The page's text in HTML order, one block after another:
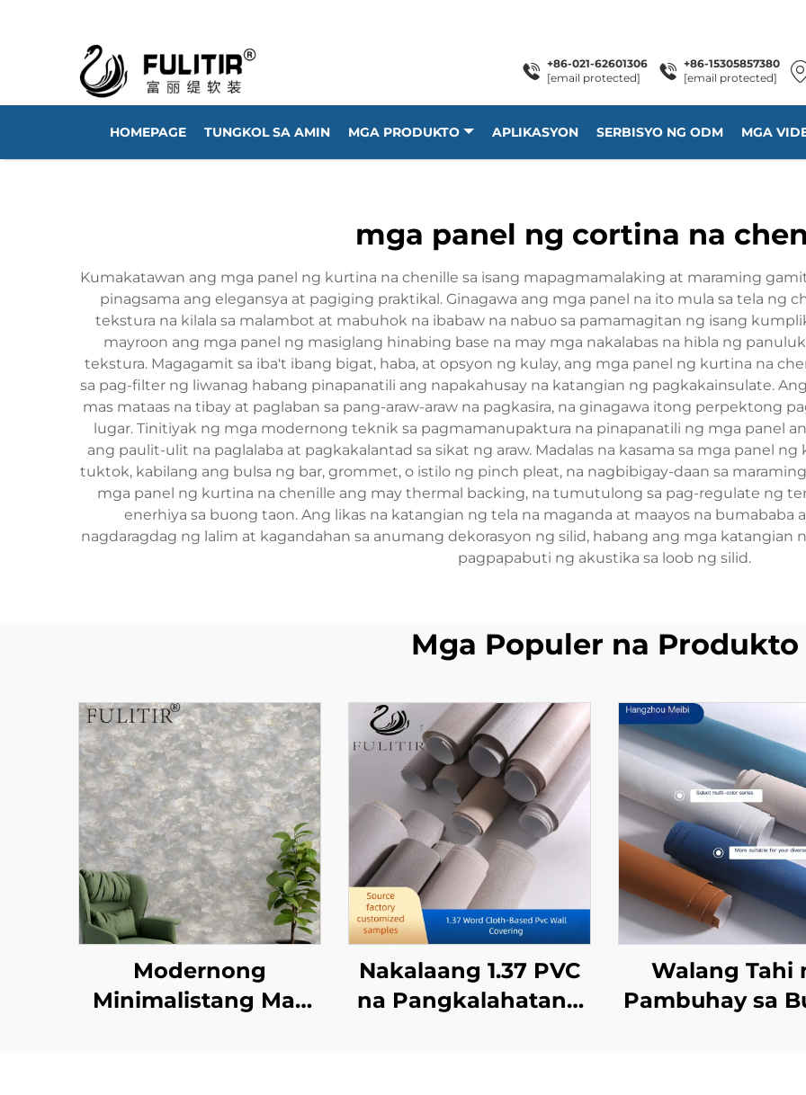
+86-021-62601306
[email protected]
+86-15305857380
[email protected]
HOMEPAGE TUNGKOL SA AMIN MGA PRODUKTO APLIKASYON SERBISYO NG ODM MGA
mga panel ng cortina na
Kumakatawan ang mga panel ng kurtina na chenille sa isang mapagmamalaking at maraming
pinagsama ang elegansya at pagiging praktikal. Ginagawa ang mga panel na ito mula sa tela ng
tekstura na kilala sa malambot at mabuhok na ibabaw na nabuo sa pamamagitan ng isang
mayroon ang mga panel ng masiglang hinabing base na may mga nakalabas na hibla ng
tekstura. Magagamit sa iba't ibang bigat, haba, at opsyon ng kulay, ang mga panel ng kurtina na
sa pag-filter ng liwanag habang pinapanatili ang napakahusay na katangian ng pagkakainsulate.
mas mataas na tibay at paglaban sa pang-araw-araw na pagkasira, na ginagawa itong perpektong
lugar. Tinitiyak ng mga modernong teknik sa pagmamanupaktura na pinapanatili ng mga panel
ang paulit-ulit na paglalaba at pagkakalantad sa sikat ng araw. Madalas na kasama sa mga panel
tuktok, kabilang ang bulsa ng bar, grommet, o istilo ng pinch pleat, na nagbibigay-daan sa
mga panel ng kurtina na chenille ang may thermal backing, na tumutulong sa pag-regulate ng
enerhiya sa buong taon. Ang likas na katangian ng tela na maganda at maayos na
nagdaragdag ng lalim at kagandahan sa anumang dekorasyon ng silid, habang ang mga
pagpapabuti ng akustika sa loob ng silid.
Mga Populer na Produkto
Modernong
Minimalistang May
Nakalaang 1.37 PVC
na Pangkalahatang
Walang Tahi
Pambuhay sa